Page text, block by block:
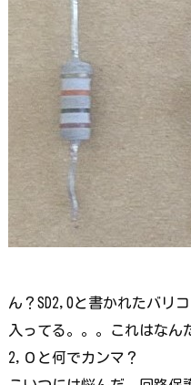
ん？SD2,0と書かれたバリ
入ってる。。。これはなん
2,０と何でカンマ？